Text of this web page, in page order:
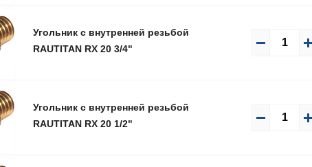
Угольник с внутренней резьбой
RAUTITAN RX 20 3/4"
Угольник с внутренней резьбой
RAUTITAN RX 20 1/2"